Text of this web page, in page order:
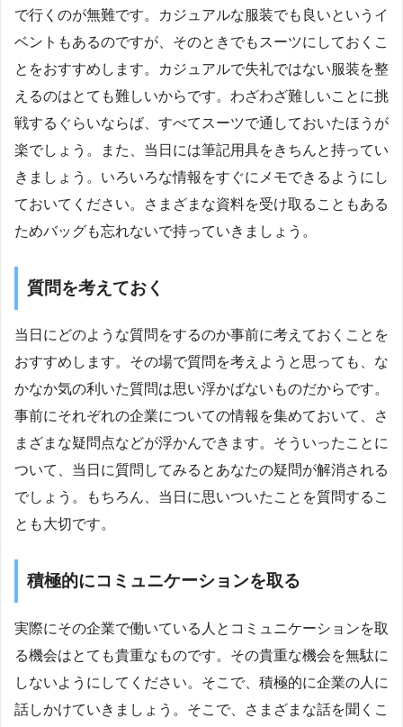
で行くのが無難です。カジュアルな服装でも良いというイ
ベントもあるのですが、そのときでもスーツにしておくこ
とをおすすめします。カジュアルで失礼ではない服装を整
えるのはとても難しいからです。わざわざ難しいことに挑
戦するぐらいならば、すべてスーツで通しておいたほうが
楽でしょう。また、当日には筆記用具をきちんと持ってい
きましょう。いろいろな情報をすぐにメモできるようにし
ておいてください。さまざまな資料を受け取ることもある
ためバッグも忘れないで持っていきましょう。
質問を考えておく
当日にどのような質問をするのか事前に考えておくことを
おすすめします。その場で質問を考えようと思っても、な
かなか気の利いた質問は思い浮かばないものだからです。
事前にそれぞれの企業についての情報を集めておいて、さ
まざまな疑問点などが浮かんできます。そういったことに
ついて、当日に質問してみるとあなたの疑問が解消される
でしょう。もちろん、当日に思いついたことを質問するこ
とも大切です。
積極的にコミュニケーションを取る
実際にその企業で働いている人とコミュニケーションを取
る機会はとても貴重なものです。その貴重な機会を無駄に
しないようにしてください。そこで、積極的に企業の人に
話しかけていきましょう。そこで、さまざまな話を聞くこ